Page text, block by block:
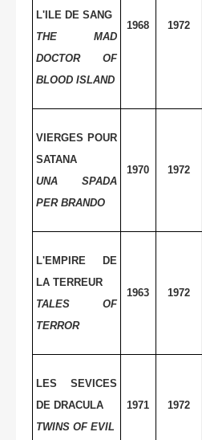
L'ILE DE SANG
THE MAD
DOCTOR OF
BLOOD ISLAND
1968 1972
VIERGES POUR
SATANA
UNA SPADA
PER BRANDO
1970 1972
L'EMPIRE DE
LA TERREUR
TALES OF
TERROR
1963 1972
LES SEVICES
DE DRACULA
TWINS OF EVIL
1971 1972